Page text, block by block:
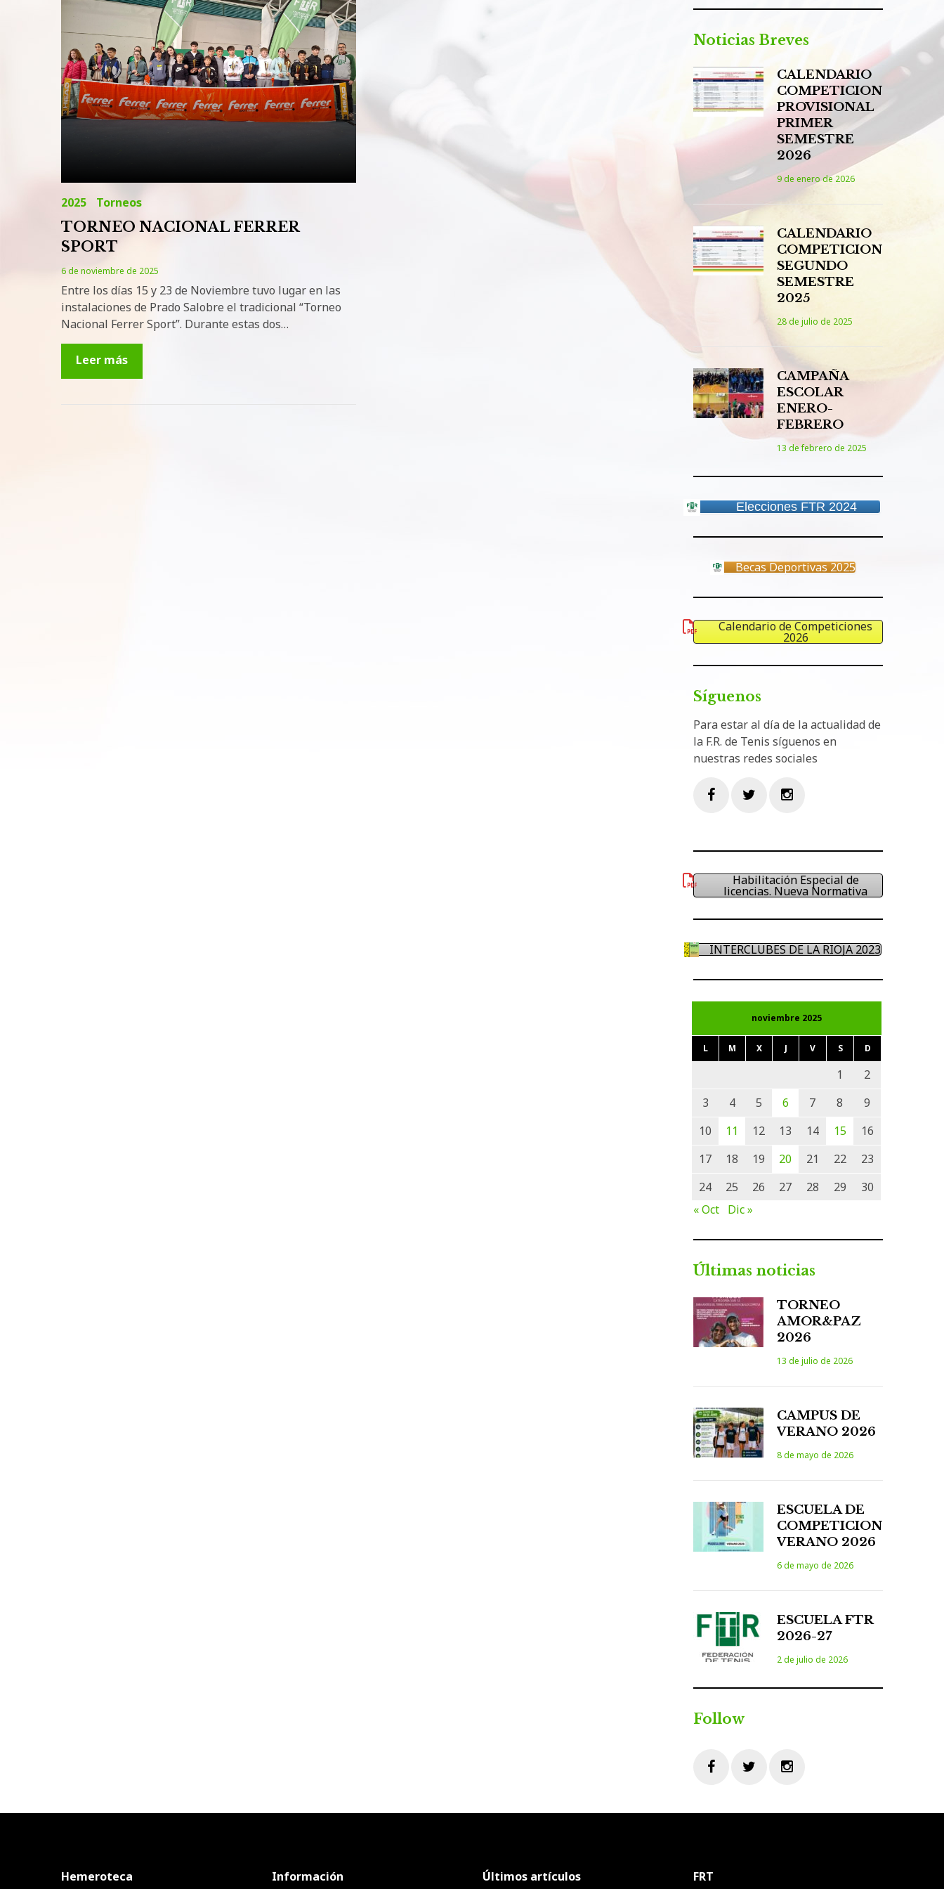
6
de
noviembre
de
2025
2025 Torneos
TORNEO NACIONAL FERRER
SPORT
6 de noviembre de 2025
Entre los días 15 y 23 de Noviembre tuvo lugar en las
instalaciones de Prado Salobre el tradicional “Torneo
Nacional Ferrer Sport”. Durante estas dos…
Leer más
Noticias Breves
CALENDARIO
COMPETICION
PROVISIONAL
PRIMER
SEMESTRE
2026
9 de enero de 2026
CALENDARIO
COMPETICION
SEGUNDO
SEMESTRE
2025
28 de julio de 2025
CAMPAÑA
ESCOLAR
ENERO-
FEBRERO
13 de febrero de 2025
Elecciones FTR 2024
Becas Deportivas 2025
Calendario de Competiciones
2026
Síguenos
Para estar al día de la actualidad de
la F.R. de Tenis síguenos en
nuestras redes sociales
Habilitación Especial de
licencias. Nueva Normativa
INTERCLUBES DE LA RIOJA 2023
noviembre 2025
L M X J V S D
1
2
3
4 5 6 7 8
9
10
11 12 13 14 15
16
17
18 19 20 21 22
23
24
25 26 27 28 29
30
« Oct Dic »
Últimas noticias
TORNEO
AMOR&PAZ
2026
13 de julio de 2026
CAMPUS DE
VERANO 2026
8 de mayo de 2026
ESCUELA DE
COMPETICION
VERANO 2026
6 de mayo de 2026
ESCUELA FTR
2026-27
2 de julio de 2026
Follow
Hemeroteca Información Últimos artículos FRT